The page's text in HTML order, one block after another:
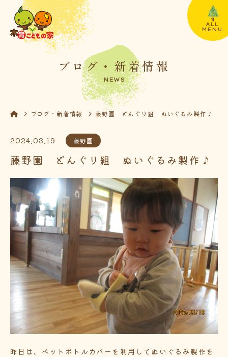
ALL
MENU
ブログ・新着情報
NEWS
ブログ・新着情報 藤野園 どんぐり組 ぬいぐるみ製作♪
2024.03.19 藤野園
藤野園 どんぐり組 ぬいぐるみ製作♪
昨日は、ペットボトルカバーを利用してぬいぐるみ製作を